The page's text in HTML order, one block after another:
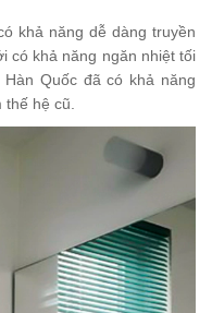
khả năng dễ dàng truyền
có khả năng ngăn nhiệt tối
Quốc đã có khả năng
hệ cũ.